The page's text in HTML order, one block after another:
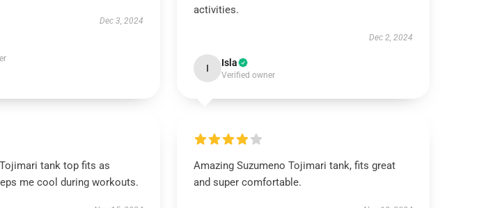
Dec 3, 2024
activities.
Dec 2, 2024
I Isla
Verified owner
tank top fits as
me cool during workouts.
Amazing Suzumeno Tojimari tank, fits great
and super comfortable.